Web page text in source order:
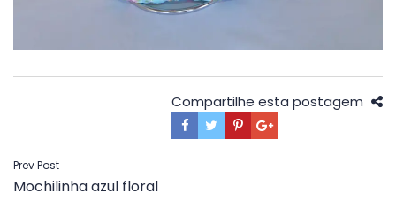
Compartilhe esta postagem
Navegação
de
Prev Post
Mochilinha azul floral